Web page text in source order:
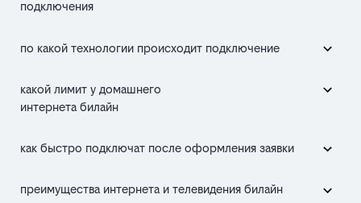
подключения
по какой технологии происходит подключение
какой лимит у домашнего
интернета билайн
как быстро подключат после оформления заявки
преимущества интернета и телевидения билайн